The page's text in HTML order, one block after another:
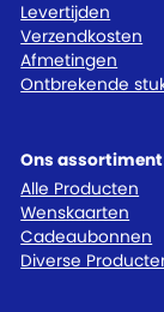
Levertijden
Verzendkosten
Afmetingen
Ontbrekende
Ons assortiment
Alle Producten
Wenskaarten
Cadeaubonnen
Diverse